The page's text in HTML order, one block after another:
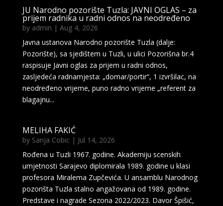
JU Narodno pozorište Tuzla: JAVNI OGLAS – za
prijem radnika u radni odnos na neodređeno
by admin | Aug 4, 2026
Javna ustanova Narodno pozorište Tuzla (dalje:
Pozorište), sa sjedištem u Tuzli, u ulici Pozorišna br.4
raspisuje Javni oglas za prijem u radni odnos,
zasljedeća radnamjesta: „domar/portir“, 1 izvršilac, na
neodređeno vrijeme, puno radno vrijeme „referent za
blagajnu...
MELIHA FAKIĆ
by Sanja Cobic| Jul 14, 2026
Rođena u Tuzli 1967. godine. Akademiju scenskih
umjetnosti Sarajevo diplomirala 1989. godine u klasi
profesora Miralema Zupčevića. U ansamblu Narodnog
pozorišta Tuzla stalno angažovana od 1989. godine.
Predstave i nagrade Sezona 2022/2023. Davor Špišić,